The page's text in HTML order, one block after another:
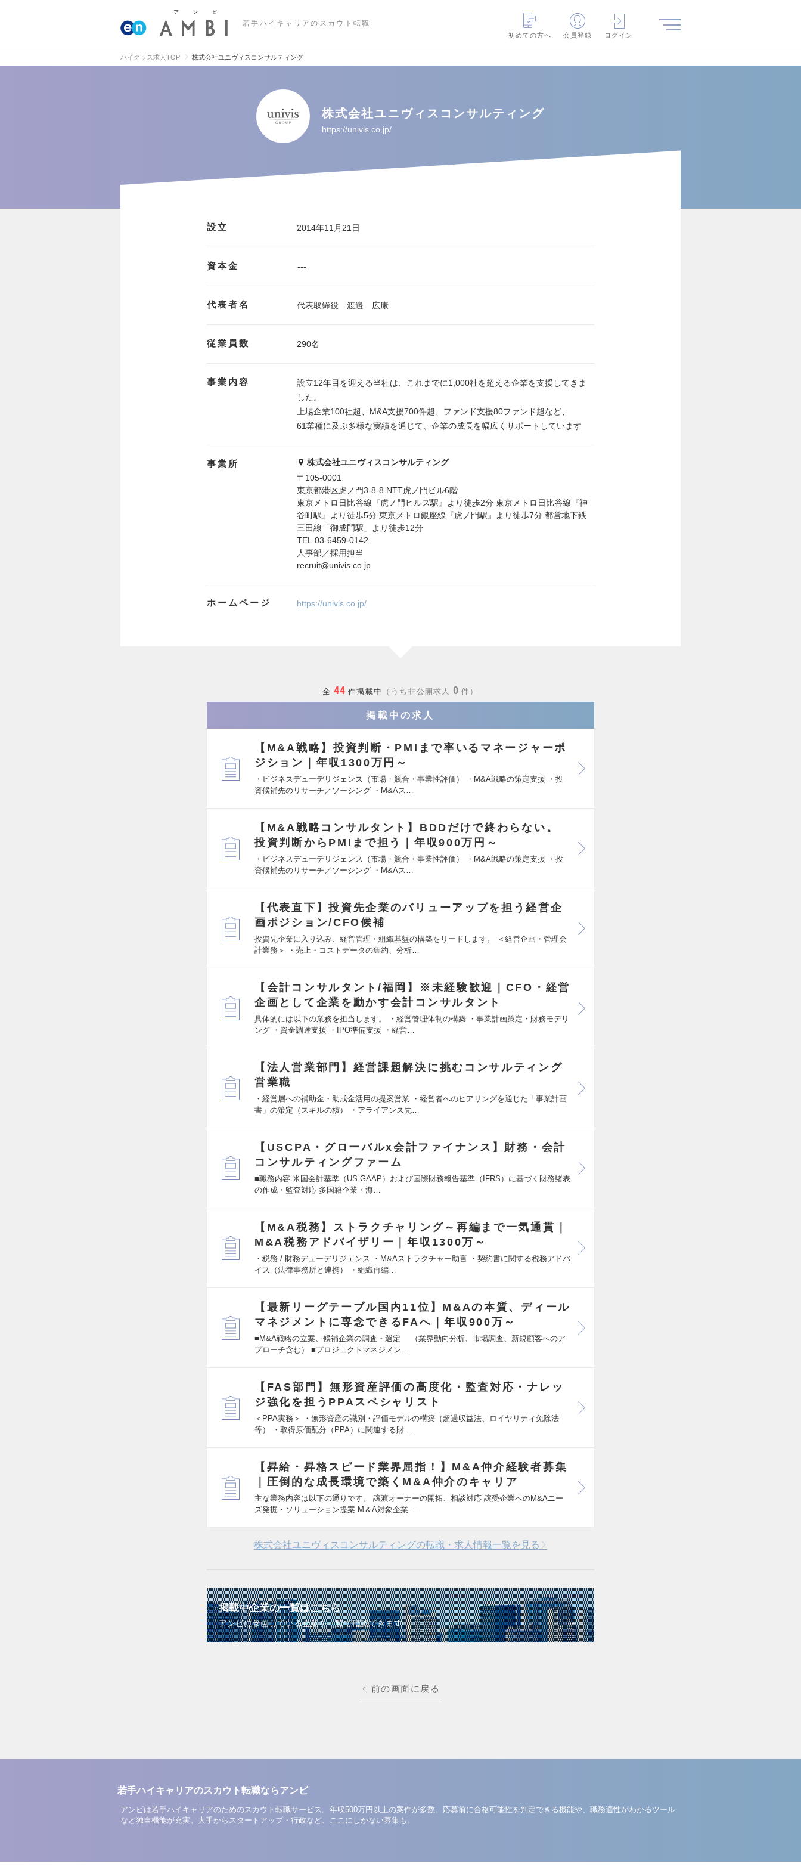
若手ハイキャリアのスカウト転職
初めての方へ
会員登録 ログイン
ハイクラス求人TOP 株式会社ユニヴィスコンサルティング
株式会社ユニヴィスコンサルティング
https://univis.co.jp/
設立 2014年11月21日
資本金 ---
代表者名 代表取締役 渡邉 広康
従業員数 290名
事業内容
設立12年目を迎える当社は、これまでに1,000社を超える企業を支援してきま
した。
上場企業100社超、M&A支援700件超、ファンド支援80ファンド超など、
61業種に及ぶ多様な実績を通じて、企業の成長を幅広くサポートしています
事業所
株式会社ユニヴィスコンサルティング
〒105-0001
東京都港区虎ノ門3-8-8 NTT虎ノ門ビル6階
東京メトロ⽇⽐⾕線『⻁ノ⾨ヒルズ駅』より徒歩2分 東京メトロ⽇⽐⾕線『神
⾕町駅』より徒歩5分 東京メトロ銀座線『⻁ノ⾨駅』より徒歩7分 都営地下鉄
三⽥線「御成⾨駅」より徒歩12分
TEL 03-6459-0142
人事部／採用担当
recruit@univis.co.jp
ホームページ https://univis.co.jp/
全 44 件掲載中 うち非公開求人 0 件
掲載中の求人
【M&A戦略】投資判断・PMIまで率いるマネージャーポ
ジション｜年収1300万円～
・ビジネスデューデリジェンス（市場・競合・事業性評価） ・M&A戦略の策定支援 ・投
資候補先のリサーチ／ソーシング ・M&Aス…
【M&A戦略コンサルタント】BDDだけで終わらない。
投資判断からPMIまで担う｜年収900万円～
・ビジネスデューデリジェンス（市場・競合・事業性評価） ・M&A戦略の策定支援 ・投
資候補先のリサーチ／ソーシング ・M&Aス…
【代表直下】投資先企業のバリューアップを担う経営企
画ポジション/CFO候補
投資先企業に入り込み、経営管理・組織基盤の構築をリードします。 ＜経営企画・管理会
計業務＞ ・売上・コストデータの集約、分析…
【会計コンサルタント/福岡】※未経験歓迎｜CFO・経営
企画として企業を動かす会計コンサルタント
具体的には以下の業務を担当します。 ・経営管理体制の構築 ・事業計画策定・財務モデリ
ング ・資金調達支援 ・IPO準備支援 ・経営…
【法人営業部門】経営課題解決に挑むコンサルティング
営業職
・経営層への補助金・助成金活用の提案営業 ・経営者へのヒアリングを通じた「事業計画
書」の策定（スキルの核） ・アライアンス先…
【USCPA・グローバルx会計ファイナンス】財務・会計
コンサルティングファーム
■職務内容 米国会計基準（US GAAP）および国際財務報告基準（IFRS）に基づく財務諸表
の作成・監査対応 多国籍企業・海…
【M&A税務】ストラクチャリング～再編まで一気通貫｜
M&A税務アドバイザリー｜年収1300万～
・税務 / 財務デューデリジェンス ・M&Aストラクチャー助言 ・契約書に関する税務アドバ
イス（法律事務所と連携） ・組織再編…
【最新リーグテーブル国内11位】M&Aの本質、ディール
マネジメントに専念できるFAへ｜年収900万～
■M&A戦略の立案、候補企業の調査・選定 （業界動向分析、市場調査、新規顧客へのア
プローチ含む） ■プロジェクトマネジメン…
【FAS部門】無形資産評価の高度化・監査対応・ナレッ
ジ強化を担うPPAスペシャリスト
＜PPA実務＞ ・無形資産の識別・評価モデルの構築（超過収益法、ロイヤリティ免除法
等） ・取得原価配分（PPA）に関連する財…
【昇給・昇格スピード業界屈指！】M&A仲介経験者募集
｜圧倒的な成長環境で築くM&A仲介のキャリア
主な業務内容は以下の通りです。 譲渡オーナーの開拓、相談対応 譲受企業へのM&Aニー
ズ発掘・ソリューション提案 M＆A対象企業…
株式会社ユニヴィスコンサルティングの転職・求人情報一覧を見る
掲載中企業の一覧はこちら
アンビに参画している企業を一覧で確認できます
前の画面に戻る
若手ハイキャリアのスカウト転職ならアンビ
アンビは若手ハイキャリアのためのスカウト転職サービス。年収500万円以上の案件が多数。応募前に合格可能性を判定できる機能や、職務適性がわかるツール
など独自機能が充実。大手からスタートアップ・行政など、ここにしかない募集も。